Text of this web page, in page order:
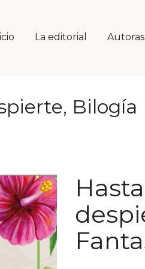
La editorial Autoras
Bilogía